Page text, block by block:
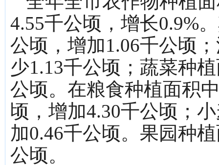
4.55千公顷，增长0.9%
公顷，增加1.06千公顷
少1.13千公顷；蔬菜种
公顷。在粮食种植面积
顷，增加4.30千公顷；
加0.46千公顷。果园种
公顷。